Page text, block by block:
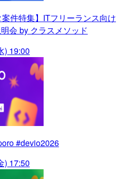
案件特集】ITフリーランス向け
会 by クラスメソッド
) 19:00
#devio2026
) 17:50